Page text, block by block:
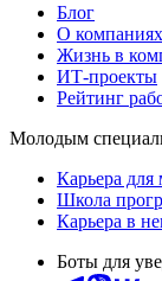
Блог
О
Жизнь в
ИТ-проекты
Рейтинг
Молодым
Карьера для
Школа
Карьера в
Боты для